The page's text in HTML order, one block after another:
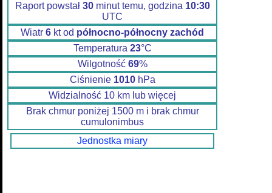
Raport powstał 30minut temu, godzina 10:30
UTC
Wiatr 6 kt od północno-północny zachód
Temperatura 23°C
Wilgotność 69%
Ciśnienie 1010hPa
Widzialność 10 km lub więcej
Brak chmur poniżej 1500 m i brak chmur
cumulonimbus
Jednostka miary